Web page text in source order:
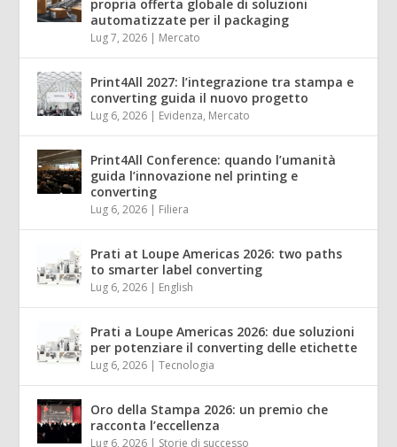
propria offerta globale di soluzioni
automatizzate per il packaging
Lug 7, 2026 | Mercato
Print4All 2027: l’integrazione tra stampa e
converting guida il nuovo progetto
Lug 6, 2026 | Evidenza, Mercato
Print4All Conference: quando l’umanità
guida l’innovazione nel printing e
converting
Lug 6, 2026 | Filiera
Prati at Loupe Americas 2026: two paths
to smarter label converting
Lug 6, 2026 | English
Prati a Loupe Americas 2026: due soluzioni
per potenziare il converting delle etichette
Lug 6, 2026 |Tecnologia
Oro della Stampa 2026: un premio che
racconta l’eccellenza
Lug 6, 2026 | Storie di successo